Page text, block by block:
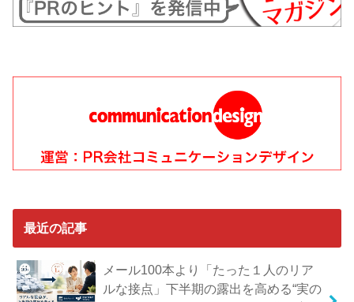
最近の記事
メール100本より「たった１人のリア
ルな接点」下半期の露出を高める“実の